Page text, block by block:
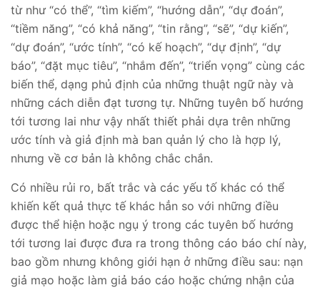
từ như “có thể”, “tìm kiếm”, “hướng dẫn”, “dự đoán”,
“tiềm năng”, “có khả năng”, “tin rằng”, “sẽ”, “dự kiến”,
“dự đoán”, “ước tính”, “có kế hoạch”, “dự định”, “dự
báo”, “đặt mục tiêu”, “nhắm đến”, “triển vọng” cùng các
biến thể, dạng phủ định của những thuật ngữ này và
những cách diễn đạt tương tự. Những tuyên bố hướng
tới tương lai như vậy nhất thiết phải dựa trên những
ước tính và giả định mà ban quản lý cho là hợp lý,
nhưng về cơ bản là không chắc chắn.
Có nhiều rủi ro, bất trắc và các yếu tố khác có thể
khiến kết quả thực tế khác hẳn so với những điều
được thể hiện hoặc ngụ ý trong các tuyên bố hướng
tới tương lai được đưa ra trong thông cáo báo chí này,
bao gồm nhưng không giới hạn ở những điều sau: nạn
giả mạo hoặc làm giả báo cáo hoặc chứng nhận của